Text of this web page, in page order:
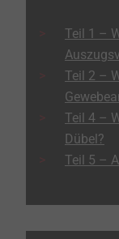
Teil 1 –
Teil 2 –
Teil 4 –
Dübel?
Teil 5 –